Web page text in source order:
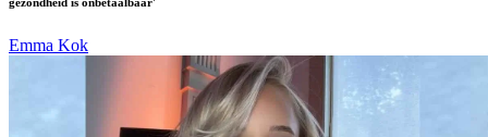
Emma Kok